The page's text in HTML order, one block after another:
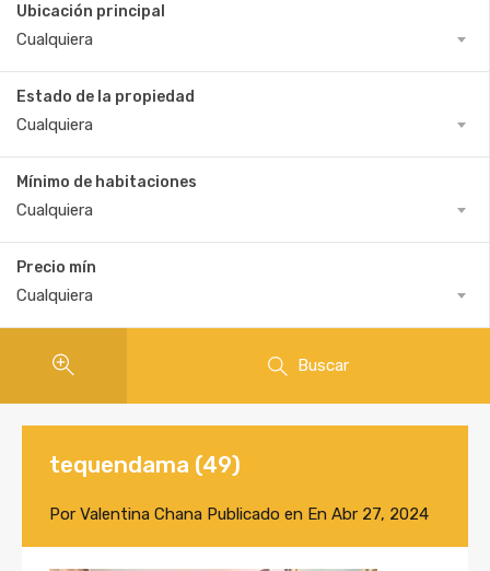
Ubicación principal
Cualquiera
Estado de la propiedad
Cualquiera
Mínimo de habitaciones
Cualquiera
Precio mín
Cualquiera
Buscar
tequendama (49)
Por Valentina Chana Publicado en En Abr 27, 2024